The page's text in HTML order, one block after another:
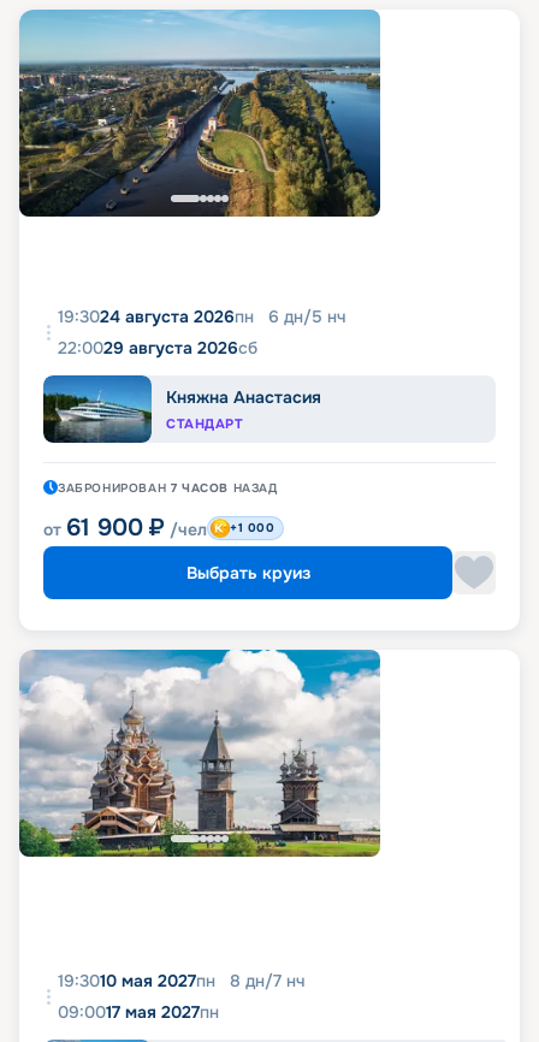
19:3024 августа 2026пн 6 дн/5 нч
22:0029 августа 2026сб
Княжна Анастасия
СТАНДАРТ
ЗАБРОНИРОВАН 7 ЧАСОВ НАЗАД
от 61 900 ₽ /чел +1 000
Выбрать круиз
19:3010 мая 2027пн 8 дн/7 нч
09:0017 мая 2027пн